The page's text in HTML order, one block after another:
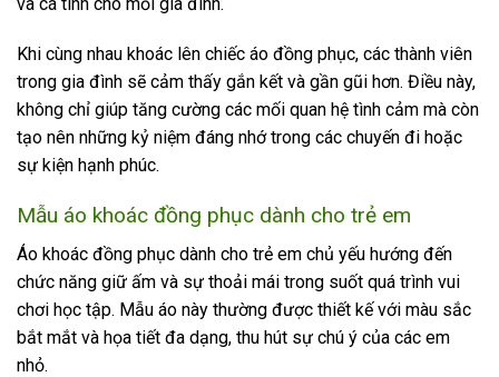
Khi cùng nhau khoác lên chiếc áo đồng phục, các thành viên
trong gia đình sẽ cảm thấy gắn kết và gần gũi hơn. Điều này,
không chỉ giúp tăng cường các mối quan hệ tình cảm mà còn
tạo nên những kỷ niệm đáng nhớ trong các chuyến đi hoặc
sự kiện hạnh phúc.
Mẫu áo khoác đồng phục dành cho trẻ em
Áo khoác đồng phục dành cho trẻ em chủ yếu hướng đến
chức năng giữ ấm và sự thoải mái trong suốt quá trình vui
chơi học tập. Mẫu áo này thường được thiết kế với màu sắc
bắt mắt và họa tiết đa dạng, thu hút sự chú ý của các em
nhỏ.